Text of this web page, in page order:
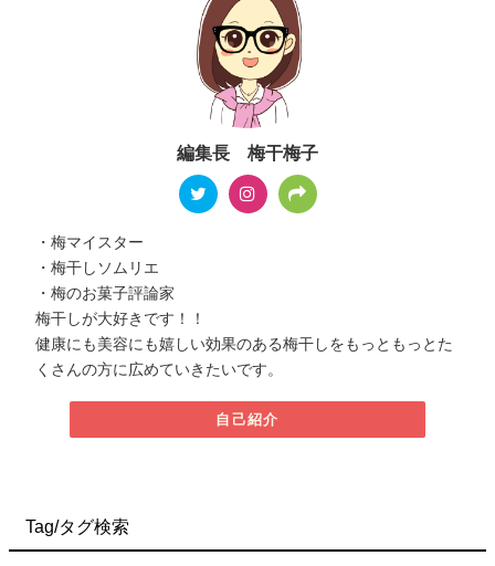
編集長 梅干梅子
・梅マイスター
・梅干しソムリエ
・梅のお菓子評論家
梅干しが大好きです！！
健康にも美容にも嬉しい効果のある梅干しをもっともっとた
くさんの方に広めていきたいです。
自己紹介
Tag/タグ検索